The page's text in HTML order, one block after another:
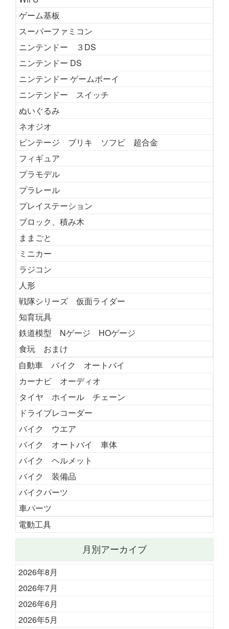
ゲーム基板
スーパーファミコン
ニンテンドー ３DS
ニンテンドー DS
ニンテンドー ゲームボーイ
ニンテンドー スイッチ
ぬいぐるみ
ネオジオ
ビンテージ ブリキ ソフビ 超合金
フィギュア
プラモデル
プラレール
プレイステーション
ブロック、積み木
ままごと
ミニカー
ラジコン
人形
戦隊シリーズ 仮面ライダー
知育玩具
鉄道模型 Nゲージ HOゲージ
食玩 おまけ
自動車 バイク オートバイ
カーナビ オーディオ
タイヤ ホイール チェーン
ドライブレコーダー
バイク ウエア
バイク オートバイ 車体
バイク ヘルメット
バイク 装備品
バイクパーツ
車パーツ
電動工具
月別アーカイブ
2026年8月
2026年7月
2026年6月
2026年5月